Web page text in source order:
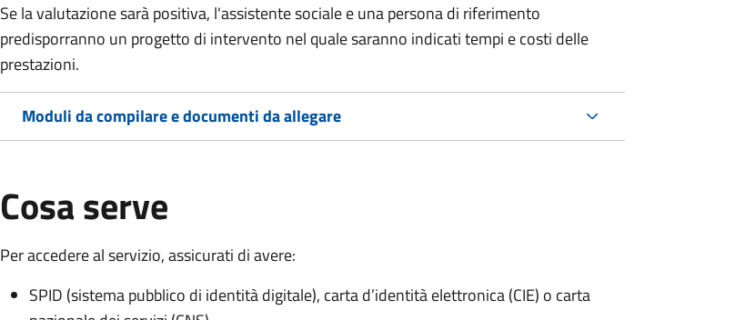
Se la valutazione sarà positiva, l'assistente sociale e una persona di riferimento
predisporranno un progetto di intervento nel quale saranno indicati tempi e costi delle
prestazioni.
Moduli da compilare e documenti da allegare
Cosa serve
Per accedere al servizio, assicurati di avere:
SPID (sistema pubblico di identità digitale), carta d’identità elettronica (CIE) o carta